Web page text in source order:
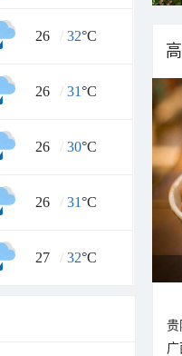
26 / 32°C
26 / 31°C
26 / 30°C
26 / 31°C
27 / 32°C
贵